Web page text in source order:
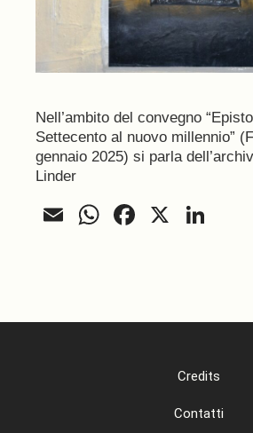
Nell’ambito del convegno
Settecento al nuovo millennio”
gennaio 2025) si parla
Linder
EmailWhatsApp
Facebook
X
Credits
Contatti